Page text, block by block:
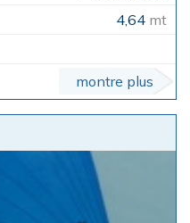
4,64 mt
montre plus